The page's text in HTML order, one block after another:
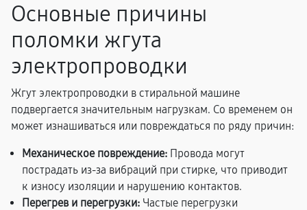
Основные причины
поломки жгута
электропроводки
Жгут электропроводки в стиральной машине
подвергается значительным нагрузкам. Со временем он
может изнашиваться или повреждаться по ряду причин:
Механическое повреждение: Провода могут
пострадать из-за вибраций при стирке, что приводит
к износу изоляции и нарушению контактов.
Перегрев и перегрузки: Частые перегрузки